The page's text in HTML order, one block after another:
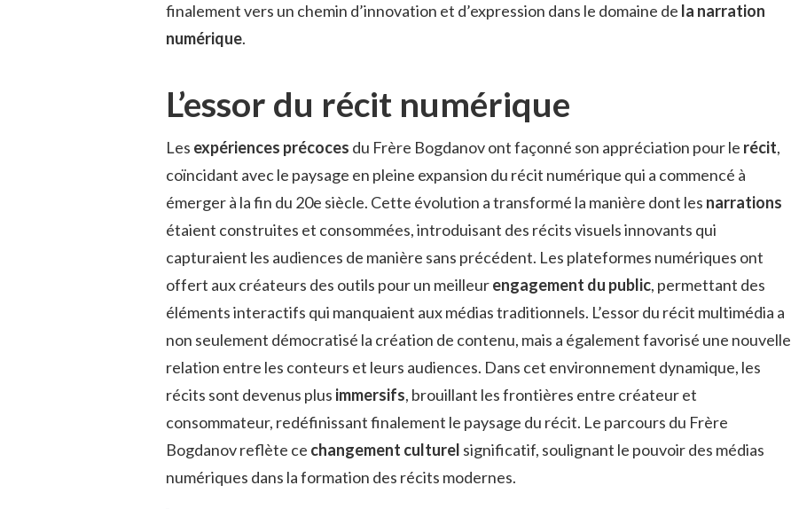
finalement vers un chemin d’innovation et d’expression dans le domaine de la narration
numérique.
L’essor du récit numérique
Les expériences précoces du Frère Bogdanov ont façonné son appréciation pour le récit,
coïncidant avec le paysage en pleine expansion du récit numérique qui a commencé à
émerger à la fin du 20e siècle. Cette évolution a transformé la manière dont les narrations
étaient construites et consommées, introduisant des récits visuels innovants qui
capturaient les audiences de manière sans précédent. Les plateformes numériques ont
offert aux créateurs des outils pour un meilleurengagement du public, permettant des
éléments interactifs qui manquaient aux médias traditionnels. L’essor du récit multimédia a
non seulement démocratisé la création de contenu, mais a également favorisé une nouvelle
relation entre les conteurs et leurs audiences. Dans cet environnement dynamique, les
récits sont devenus plus immersifs, brouillant les frontières entre créateur et
consommateur, redéfinissant finalement le paysage du récit. Le parcours du Frère
Bogdanov reflète ce changement culturel significatif, soulignant le pouvoir des médias
numériques dans la formation des récits modernes.